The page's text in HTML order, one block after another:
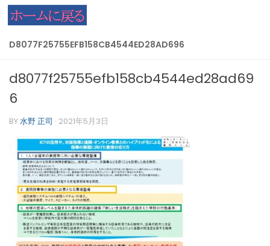
コンテンツへスキップ
D8077F25755EFB158CB4544ED28AD696
d8077f25755efb158cb4544ed28ad69
6
BY水野 正司 · 2021年5月3日